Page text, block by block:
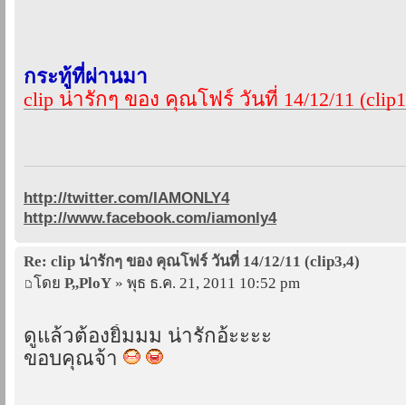
กระทู้ที่ผ่านมา
clip น่ารักๆ ของ คุณโฟร์ วันที่ 14/12/11
http://twitter.com/IAMONLY4
http://www.facebook.com/iamonly4
Re: clip น่ารักๆ ของ คุณโฟร์ วันที่ 14/12/11 (clip3,4)
โดย P,,PloY » พุธ ธ.ค. 21, 2011 10:52 pm
ดูแล้วต้องยิ้มมม น่ารักอ้ะะะะ
ขอบคุณจ้า